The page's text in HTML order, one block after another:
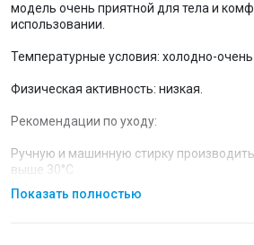
модель очень приятной для тела и
использовании.
Температурные условия: холодно-очень
Физическая активность: низкая.
Рекомендации по уходу:
Ручную и машинную стирку
выше 30°C
Не применять моющие и отбеливающие
содержащие хлор
Показать полностью